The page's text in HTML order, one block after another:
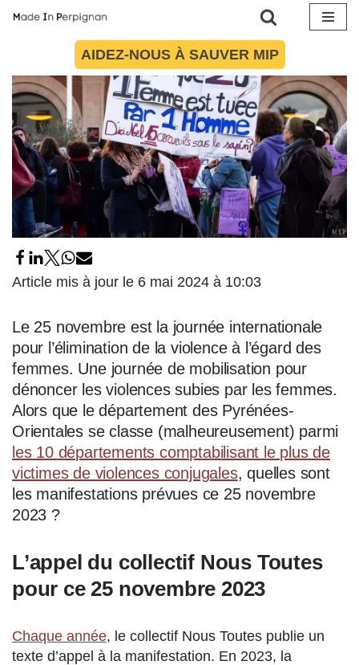
contenu
AIDEZ-NOUS À SAUVER MIP
Article mis à jour le 6 mai 2024 à 10:03
Le 25 novembre est la journée internationale
pour l’élimination de la violence à l’égard des
femmes. Une journée de mobilisation pour
dénoncer les violences subies par les femmes.
Alors que le département des Pyrénées-
Orientales se classe (malheureusement) parmi
les 10 départements comptabilisant le plus de
victimes de violences conjugales, quelles sont
les manifestations prévues ce 25 novembre
2023 ?
L’appel du collectif Nous Toutes
pour ce 25 novembre 2023
Chaque année, le collectif Nous Toutes publie un
texte d’appel à la manifestation. En 2023, la